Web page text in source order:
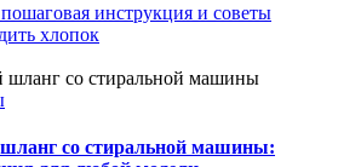
инструкция и советы
со стиральной машины: